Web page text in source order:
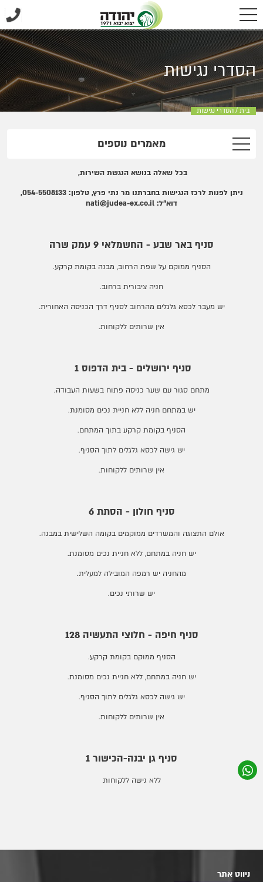
הסדרי נגישות
בית / הסדרי נגישות
מאמרים נוספים
בכל שאלה בנושא הנגשת השירות,
ניתן לפנות לרכז הנגישות בחברתנו מר נתי פרץ, טלפון: 054-5508133,
דוא"ל: nati@judea-ex.co.il
סניף באר שבע - החשמלאי 9 עמק שרה
הסניף ממוקם על שפת הרחוב, מבנה בקומת קרקע.
חניה ציבורית ברחוב.
יש מעבר לכסא גלגלים מהרחוב לסניף דרך הכניסה האחורית.
אין שרותים ללקוחות.
סניף ירושלים - בית הדפוס 1
מתחם סגור עם שער כניסה פתוח בשעות העבודה.
יש במתחם חניה ללא חניית נכים מסומנת.
הסניף בקומת קרקע בתוך המתחם.
יש גישה לכסא גלגלים לתוך הסניף.
אין שרותים ללקוחות.
סניף חולון - הסתת 6
אולם התצוגה והמשרדים ממוקמים בקומה השלישית במבנה.
יש חניה במתחם, ללא חניית נכים מסומנת.
מהחניה יש רמפה המובילה למעלית.
יש שרותי נכים.
סניף חיפה - חלוצי התעשיה 128
הסניף ממוקם בקומת קרקע.
יש חניה במתחם, ללא חניית נכים מסומנת.
יש גישה לכסא גלגלים לתוך הסניף.
אין שרותים ללקוחות.
סניף גן יבנה-הכישור 1
ללא גישה ללקוחות
ניווט אתר